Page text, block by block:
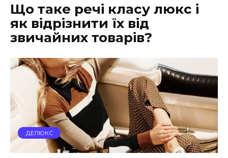
Що таке речі класу люкс і
як відрізнити їх від
звичайних товарів?
ДЕЛЮКС